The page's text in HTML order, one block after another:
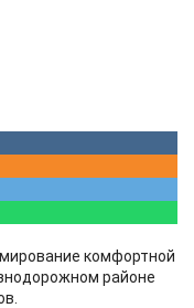
комфортной
районе